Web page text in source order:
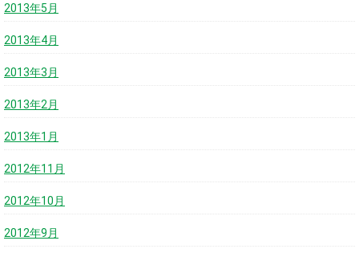
2013年5月
2013年4月
2013年3月
2013年2月
2013年1月
2012年11月
2012年10月
2012年9月